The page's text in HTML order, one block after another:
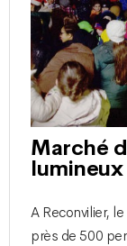
Marché
lumineux
A Reconvilier,
près de 500